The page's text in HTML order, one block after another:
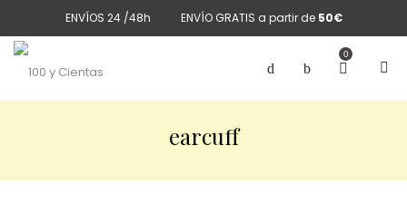
ENVÍOS 24 /48h ENVÍO GRATIS a partir de 50€
0
earcuff